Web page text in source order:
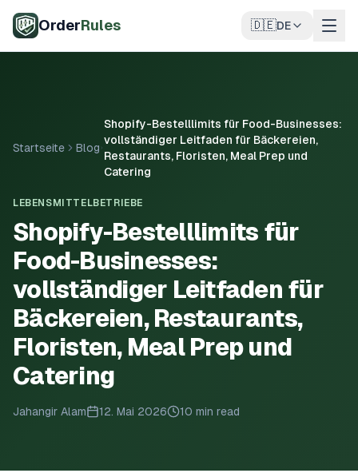
OrderRules 🇩🇪DE
Startseite Blog
Shopify-Bestelllimits für Food-Businesses:
vollständiger Leitfaden für Bäckereien,
Restaurants, Floristen, Meal Prep und
Catering
LEBENSMITTELBETRIEBE
Shopify-Bestelllimits für
Food-Businesses:
vollständiger Leitfaden für
Bäckereien, Restaurants,
Floristen, Meal Prep und
Catering
Jahangir Alam 12. Mai 2026 10 min read